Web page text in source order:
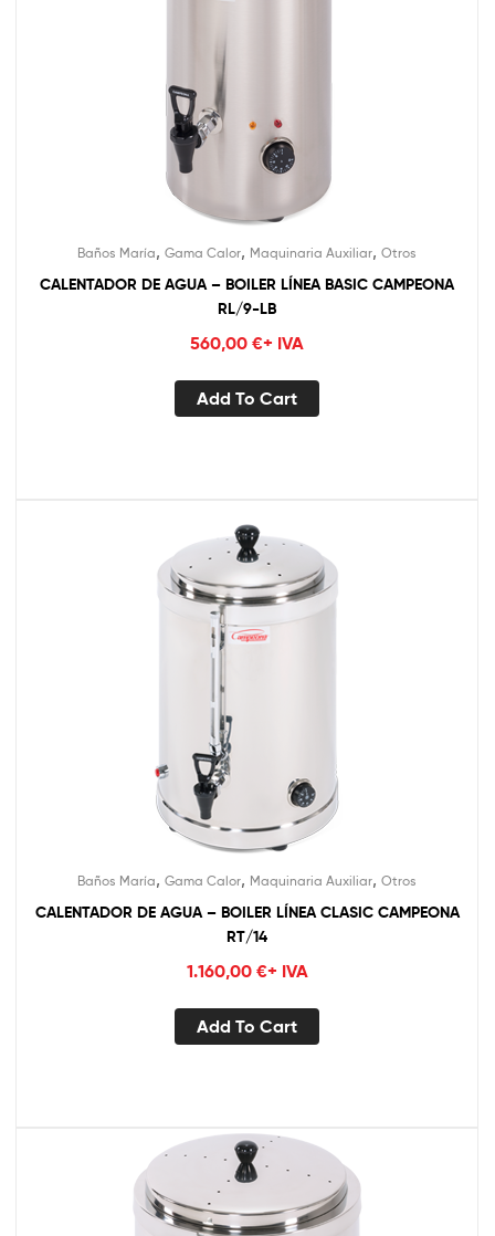
Baños María, Gama Calor, Maquinaria Auxiliar, Otros
CALENTADOR DE AGUA – BOILER LÍNEA BASIC CAMPEONA
RL/9-LB
560,00 €+ IVA
Add To Cart
Baños María, Gama Calor, Maquinaria Auxiliar, Otros
CALENTADOR DE AGUA – BOILER LÍNEA CLASIC CAMPEONA
RT/14
1.160,00 €+ IVA
Add To Cart